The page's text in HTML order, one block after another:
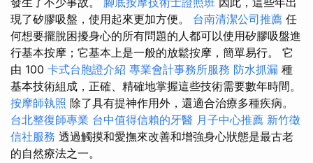
現了矽膠吸盤，使用起來更加方便。 台南清潔公司推薦 任
何想要擺脫困擾身心的所有問題的人都可以使用矽膠吸盤進
行基本按摩；它基本上是一般的放鬆按摩，簡單易行。 它
由 100 卡式台胞證介紹 專業會計事務所服務 防水抓漏 種
基本技術組成，正確、精確地掌握這些技術需要數年時間。
按摩師執照 除了具有提神作用外，還適合治療多種疾病。
台北整復師專業 台中值得信賴的牙醫 月子中心推薦 新竹徵
信社服務 透過觸摸和愛撫來改善和增強身心狀態是最古老
的自然療法之一。